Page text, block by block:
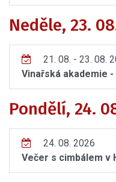
Neděle, 23.
21. 08. - 23. 08.
Vinařská akademie -
Pondělí, 24.
24. 08. 2026
Večer s cimbálem v